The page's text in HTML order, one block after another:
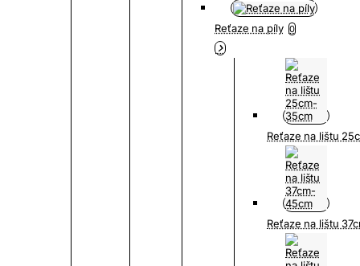
Reťaze na píly 0
Reťaze na lištu
Reťaze na lištu